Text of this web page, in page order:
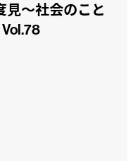
〜社会のこと